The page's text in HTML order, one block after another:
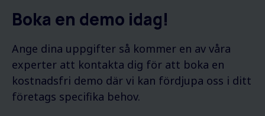
Boka en demo idag!
Ange dina uppgifter så kommer en av våra
experter att kontakta dig för att boka en
kostnadsfri demo där vi kan fördjupa oss i ditt
företags specifika behov.